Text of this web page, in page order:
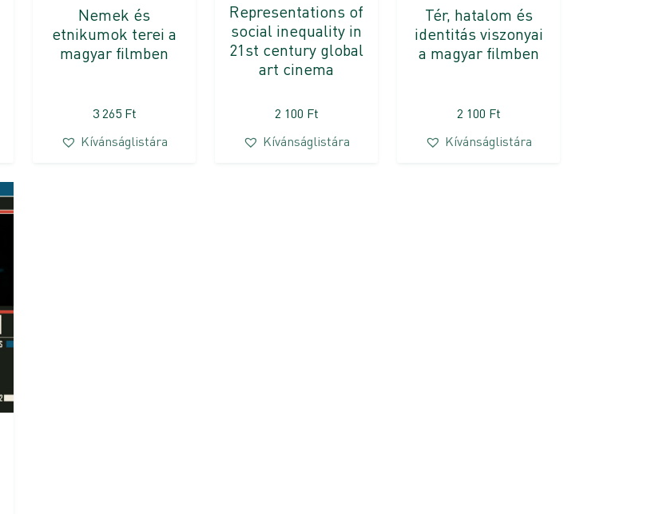
Nemek és
etnikumok terei a
magyar filmben
3 265 Ft
Kívánságlistára
Representations of
social inequality in
21st century global
art cinema
2 100 Ft
Kívánságlistára
Tér, hatalom és
identitás viszonyai
a magyar filmben
2 100 Ft
Kívánságlistára